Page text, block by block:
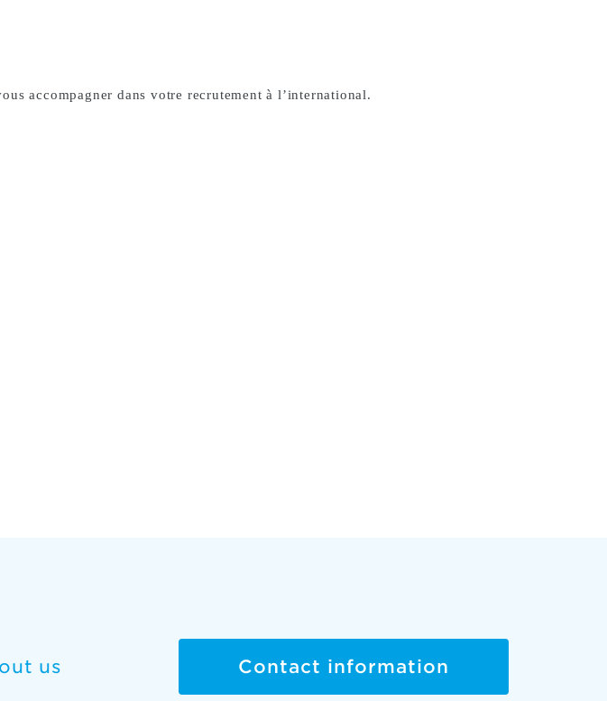
accompagner dans votre recrutement à l’international.
us Contact information